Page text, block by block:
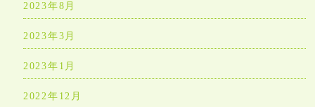
2023年8月
2023年3月
2023年1月
2022年12月